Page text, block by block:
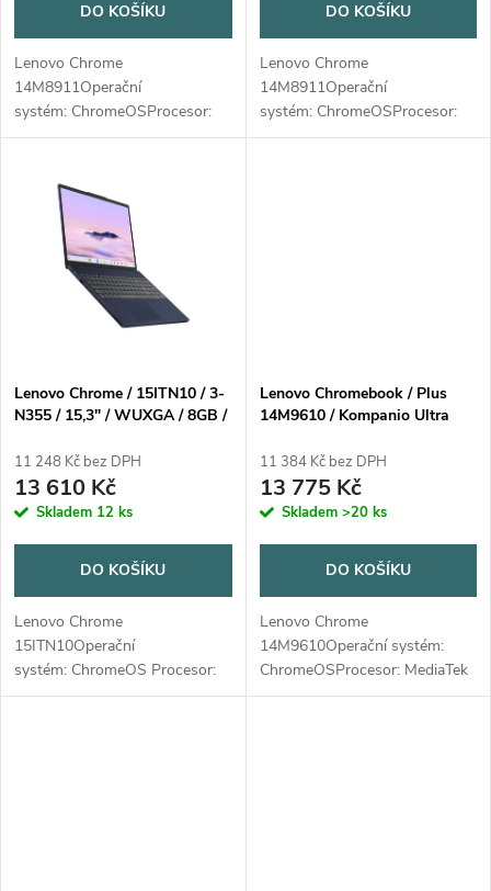
u
k
d
u
k
DO KOŠÍKU
Lenovo Chrome
14M8911Operační
systém: ChromeOSProcesor:
MediaTek Kompanio 540 (8C,
@2,0GHz)NPU: NepodporujePaměť: 8GB
Soldered...
DO KOŠÍKU
Lenovo Chrome
14M8911Operační
systém: ChromeOSProcesor:
MediaTek Kompanio 540 (8C,
Lenovo Chrome / 15ITN10 / 3-
N355 / 15,3" / WUXGA / 8GB /
Blue / 2R
11 248 Kč bez DPH
13 610 Kč
Skladem 12 ks
DO KOŠÍKU
Lenovo Chrome
15ITN10Operační
systém: ChromeOS Procesor:
Intel Core 3 N355 (8C / 8T, Max
Lenovo Chromebook / Plus
14M9610 / Kompanio Ultra
/ WUXGA / OLED / 400nitů /
ChromeOS / béžová
11 384 Kč bez DPH
13 775 Kč
Skladem >20 ks
DO KOŠÍKU
Lenovo Chrome
14M9610Operační systém:
ChromeOSProcesor: MediaTek
Kompanio Ultra 910 (8C, 1x